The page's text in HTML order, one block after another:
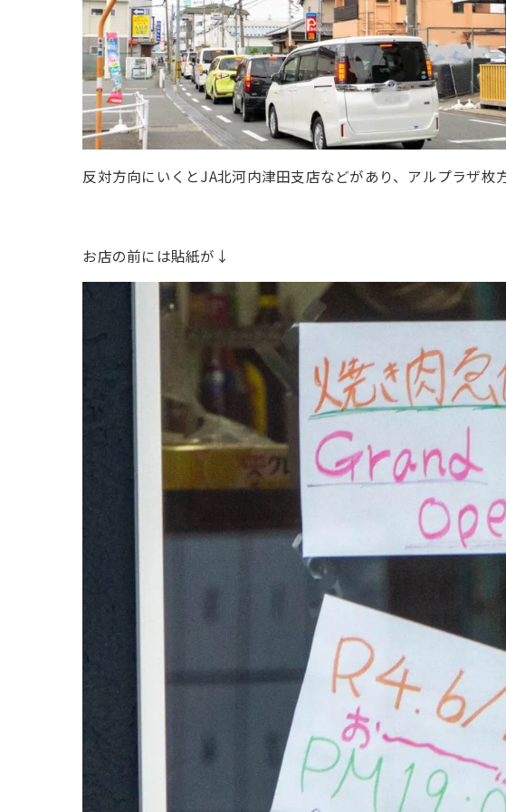
反対方向にいくとJA北河内津田支店などがあり、アルプラザ枚
お店の前には貼紙が↓